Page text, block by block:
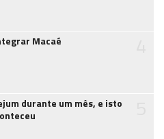
Macaé
durante um mês, e isto